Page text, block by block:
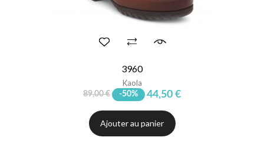
3960
Kaola
89,00 € -50% 44,50 €
Ajouter au panier